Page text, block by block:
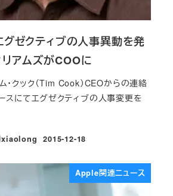
ゼクティブの人事異動を発
リアムズがCOOに
・クック（Tim Cook）CEOからの連絡
スにてエグゼクティブの人事変更を
xiaolong
投稿日
2015-12-18
Apple関連ニュース